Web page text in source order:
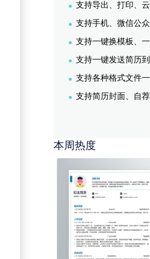
支持导出、打印、
支持手机、微信公众
支持一键换模板、一
支持一键发送简历到
支持各种格式文件一
支持简历封面、自
本周热度